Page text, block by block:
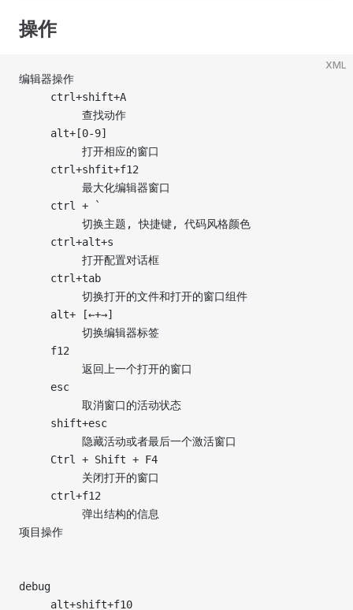
操作
XML
编辑器操作
     ctrl+shift+A
          查找动作
     alt+[0-9]
          打开相应的窗口
     ctrl+shfit+f12
          最大化编辑器窗口
     ctrl + `
          切换主题, 快捷键, 代码风格颜色
     ctrl+alt+s
          打开配置对话框
     ctrl+tab
          切换打开的文件和打开的窗口组件
     alt+ [←+→]
          切换编辑器标签
     f12
          返回上一个打开的窗口
     esc
          取消窗口的活动状态
     shift+esc
          隐藏活动或者最后一个激活窗口
     Ctrl + Shift + F4
          关闭打开的窗口
     ctrl+f12
          弹出结构的信息
项目操作
debug
     alt+shift+f10